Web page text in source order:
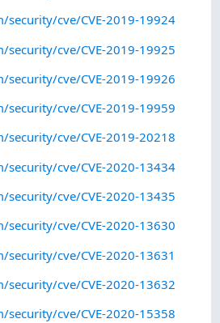
security/cve/CVE-2019-19924
security/cve/CVE-2019-19925
security/cve/CVE-2019-19926
security/cve/CVE-2019-19959
security/cve/CVE-2019-20218
security/cve/CVE-2020-13434
security/cve/CVE-2020-13435
security/cve/CVE-2020-13630
security/cve/CVE-2020-13631
security/cve/CVE-2020-13632
security/cve/CVE-2020-15358